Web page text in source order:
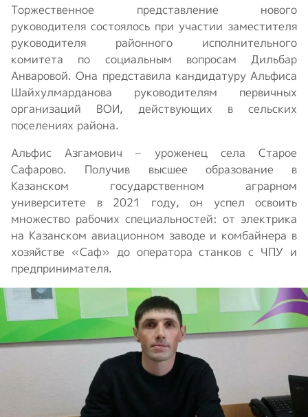
Торжественное представление нового
руководителя состоялось при участии заместителя
руководителя районного исполнительного
комитета по социальным вопросам Дильбар
Анваровой. Она представила кандидатуру Альфиса
Шайхулмарданова руководителям первичных
организаций ВОИ, действующих в сельских
поселениях района.
Альфис Азгамович – уроженец села Старое
Сафарово. Получив высшее образование в
Казанском государственном аграрном
университете в 2021 году, он успел освоить
множество рабочих специальностей: от электрика
на Казанском авиационном заводе и комбайнера в
хозяйстве «Саф» до оператора станков с ЧПУ и
предпринимателя.